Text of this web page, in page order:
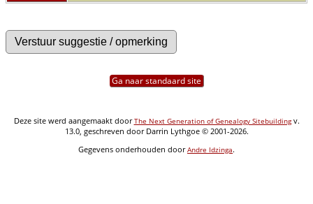
Ga naar standaard site
Deze site werd aangemaakt doorThe Next Generation of Genealogy Sitebuildingv.
13.0, geschreven door Darrin Lythgoe © 2001-2026.
Gegevens onderhouden doorAndre Idzinga.